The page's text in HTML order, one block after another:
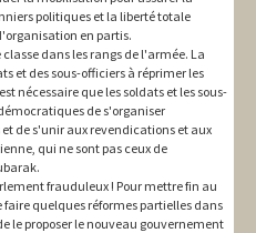
politiques et la liberté totale
en partis.
dans les rangs de l'armée. La
et des sous-officiers à réprimer les
nécessaire que les soldats et les sous-
de s'organiser
de s'unir aux revendications et aux
qui ne sont pas ceux de
frauduleux ! Pour mettre fin au
quelques réformes partielles dans
le proposer le nouveau gouvernement